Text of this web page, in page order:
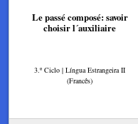
Le passé composé: savoir
choisir l´auxiliaire
3.º Ciclo | Língua Estrangeira II
(Francês)